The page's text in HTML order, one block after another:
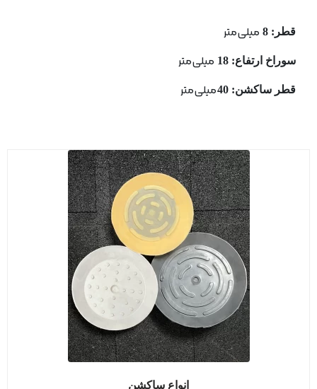
قطر: 8 میلی متر
سوراخ ارتفاع: 18 میلی متر
قطر ساكشن: 40 میلی متر
انواع ساکشن